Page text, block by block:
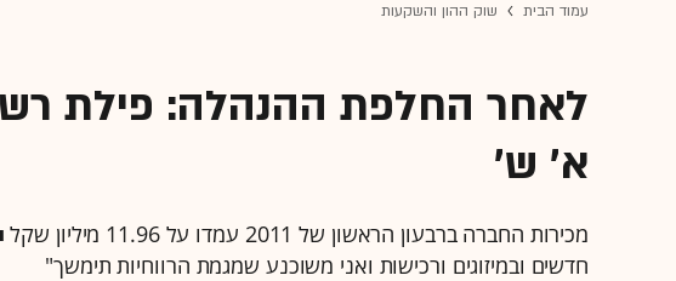
עמוד הבית שוק ההון והשקעות
א' ש'
מכירות החברה
חדשים ובמיזוגים ורכישות ואני משוכנע שמגמת הרווחיות תימשך"